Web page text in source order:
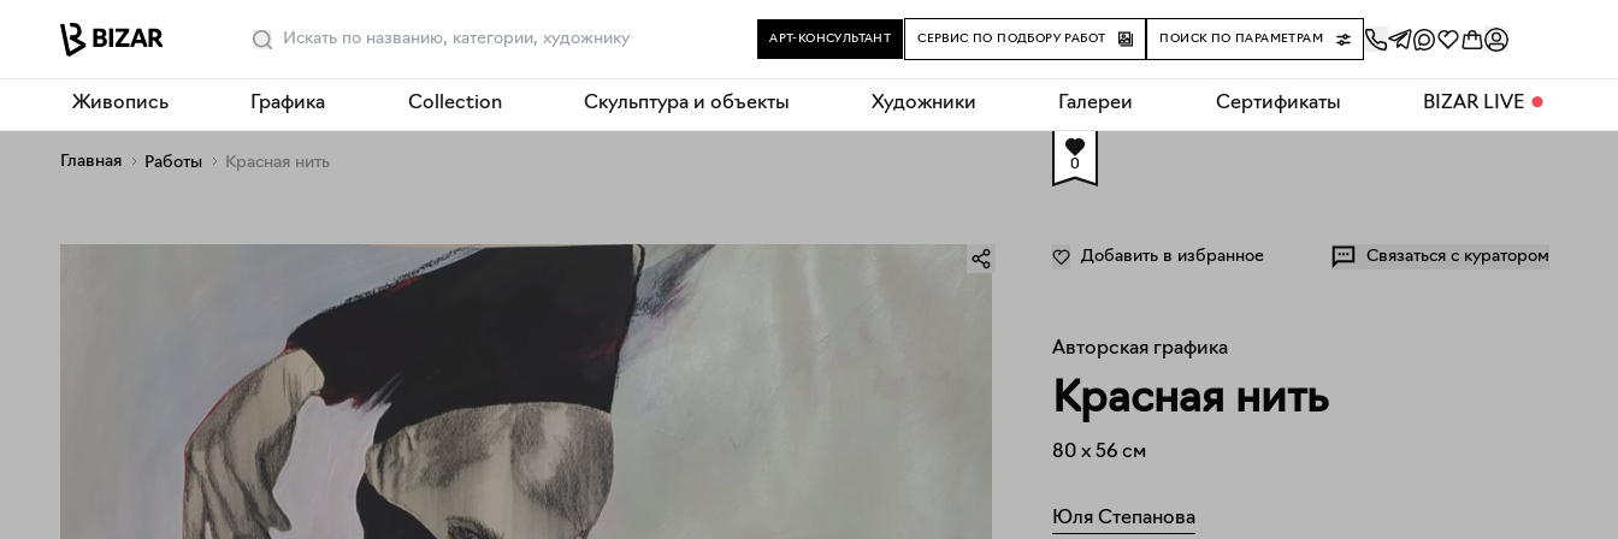
АРТ-КОНСУЛЬТАНТ СЕРВИС ПО ПОДБОРУ РАБОТ ПОИСК ПО ПАРАМЕТРАМ
Живопись Графика Collection Скульптура и объекты Художники Галереи Сертификаты BIZAR LIVE ⬤
Главная Работы Красная нить 0
Добавить в избранное Связаться с куратором
Авторская графика
Красная нить
80 x 56 см
Юля Степанова